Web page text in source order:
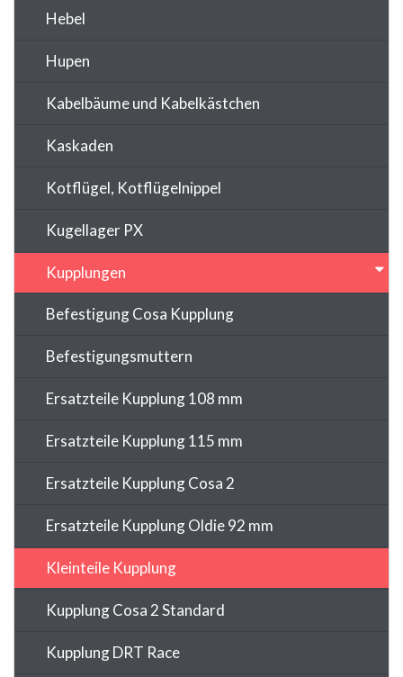
Hebel
Hupen
Kabelbäume und Kabelkästchen
Kaskaden
Kotflügel, Kotflügelnippel
Kugellager PX
Kupplungen
Befestigung Cosa Kupplung
Befestigungsmuttern
Ersatzteile Kupplung 108 mm
Ersatzteile Kupplung 115 mm
Ersatzteile Kupplung Cosa 2
Ersatzteile Kupplung Oldie 92 mm
Kleinteile Kupplung
Kupplung Cosa 2 Standard
Kupplung DRT Race